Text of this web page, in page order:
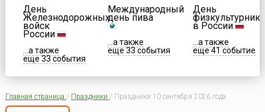
День
Железнодорожных
войск
России
...а также
еще 33 события
Международный
день пива
...а также
еще 33 события
День
физкультурника
в России
...а также
еще 41 событие
Главная страница / Праздники / Праздники 10 сентября 2026 года